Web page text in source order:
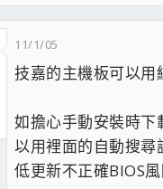
顯卡：ASUS GeForce GTX650Ti
電供：全漢FSP聖武士650W
顯示器：AOC E2770S（27吋，
11/1/05
技嘉的主機板可以
如擔心手動安裝時下
以用裡面的自動搜尋
低更新不正確BIOS